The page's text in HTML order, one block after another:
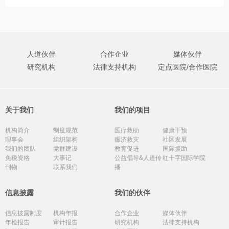
人道伙伴 合作企业
媒体伙伴
研究机构
法律支持机构 定点医院/合作医院
关于我们
机构简介
制度规范
理事会
组织架构
我们的团队
党群建设
免税资格
大事记
刊物
联系我们
我们的项目
医疗救助
健康干预
赈济救灾
社区发展
教育促进
国际援助
公益倡导&人道传
播
红十字国际学院
信息披露
信息披露制度
机构年报
年检报告
审计报告
我们的伙伴
合作企业
媒体伙伴
研究机构
法律支持机构